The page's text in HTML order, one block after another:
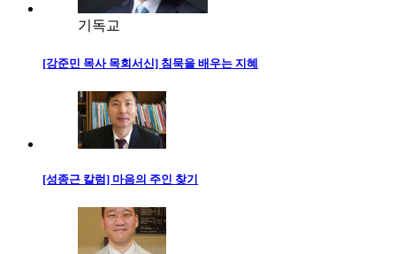
기독교
[강준민 목사 목회서신] 침묵을 배우는 지혜
[성종근 칼럼] 마음의 주인 찾기